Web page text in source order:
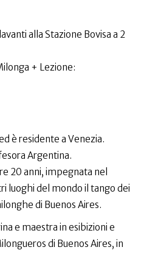
alla Stazione Bovisa a 2
+ Lezione:
è residente a Venezia.
Argentina.
20 anni, impegnata nel
luoghi del mondo il tango dei
di Buenos Aires.
e maestra in esibizioni e
di Buenos Aires, in